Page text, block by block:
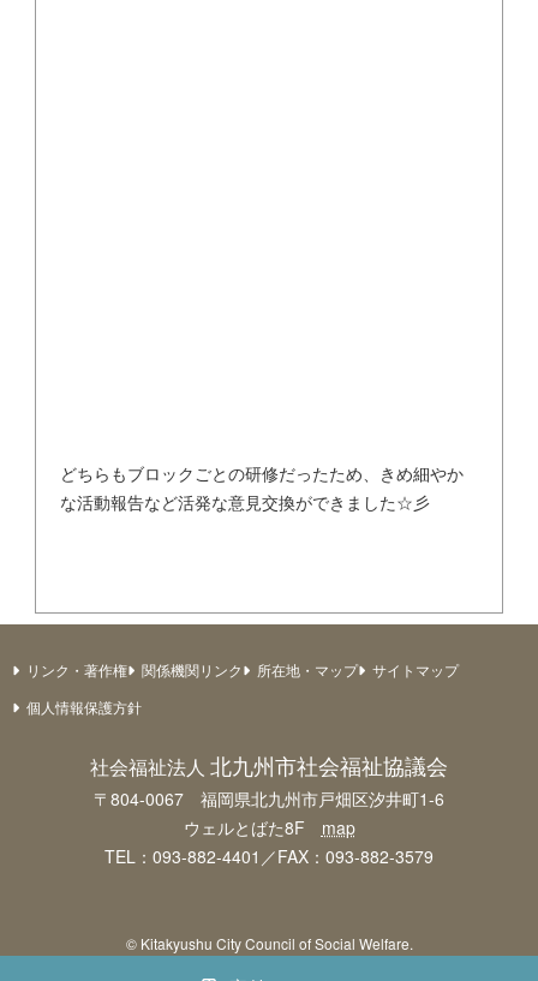
どちらもブロックごとの研修だったため、きめ細やか
な活動報告など活発な意見交換ができました☆彡
リンク・著作権 関係機関リンク 所在地・マップ
サイトマップ
個人情報保護方針
社会福祉法人 北九州市社会福祉協議会
〒804-0067 福岡県北九州市戸畑区汐井町1-6
ウェルとばた8F map
TEL：093-882-4401／FAX：093-882-3579
© Kitakyushu City Council of Social Welfare.